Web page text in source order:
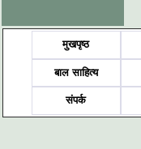
मुखपृष्ठ
बाल साहित्य
संपर्क